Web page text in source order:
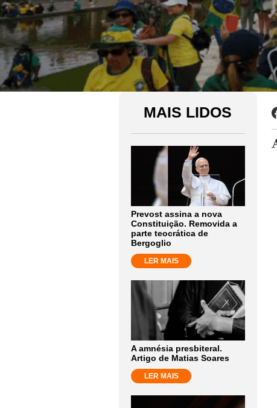
MAIS LIDOS
Prevost assina a nova
Constituição. Removida a
parte teocrática de
Bergoglio
LER MAIS
A amnésia presbiteral.
Artigo de Matias Soares
LER MAIS